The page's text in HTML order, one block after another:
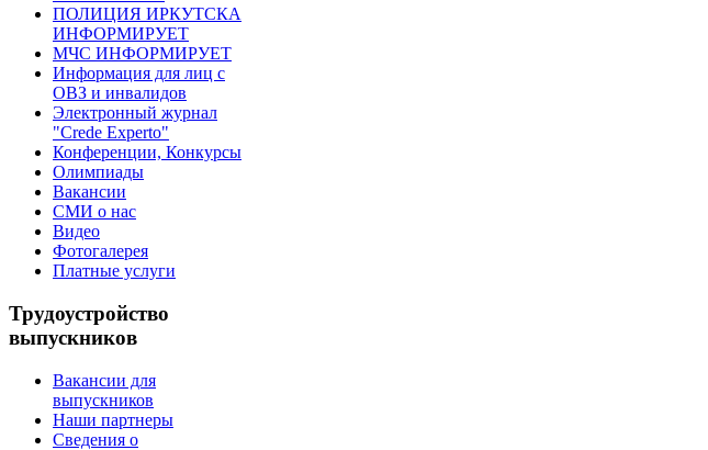
ПОЛИЦИЯ ИРКУТСКА
ИНФОРМИРУЕТ
МЧС ИНФОРМИРУЕТ
Информация для лиц с
ОВЗ и инвалидов
Электронный журнал
"Crede Experto"
Конференции, Конкурсы
Олимпиады
Вакансии
СМИ о нас
Видео
Фотогалерея
Платные услуги
Трудоустройство
выпускников
Вакансии для
выпускников
Наши партнеры
Сведения о